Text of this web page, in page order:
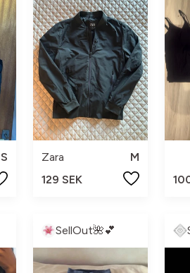
S
Zara
M
129 SEK
SellOut🌺💕